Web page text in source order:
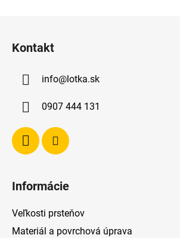
Kontakt
info@ lotka.sk
0907 444 131
Informácie
Veľkosti prsteňov
Materiál a povrchová úprava